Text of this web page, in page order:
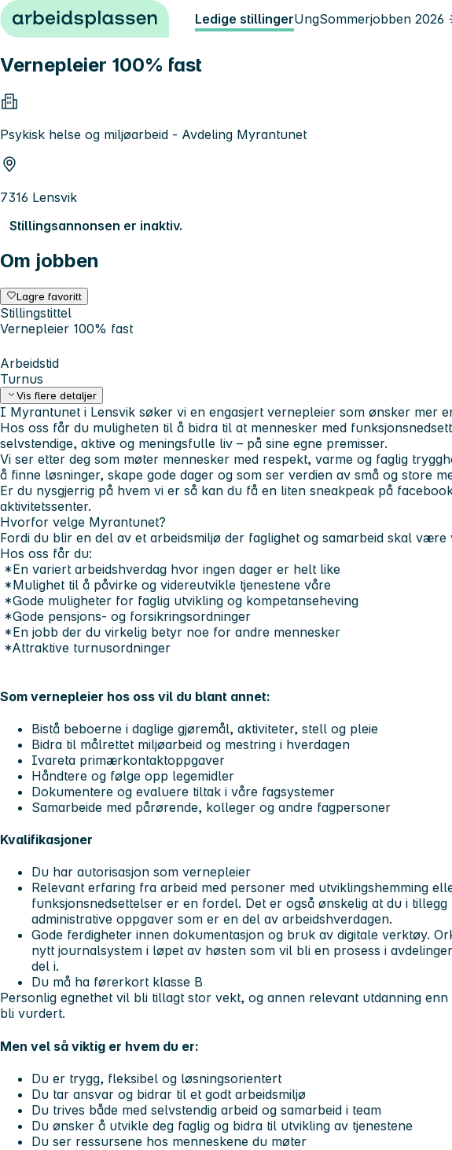
Hopp til innhold Ledige stillingerUngSommerjobben 2026
Vernepleier 100% fast
Psykisk helse og miljøarbeid - Avdeling Myrantunet
7316 Lensvik
Stillingsannonsen er inaktiv.
Om jobben
Lagre favoritt
Stillingstittel
Vernepleier 100% fast
Arbeidstid
Turnus
Vis flere detaljer
I Myrantunet i Lensvik søker vi en engasjert vernepleier som ønsker mer
Hos oss får du muligheten til å bidra til at mennesker med
selvstendige, aktive og meningsfulle liv – på sine egne premisser.
Vi ser etter deg som møter mennesker med respekt, varme og faglig
å finne løsninger, skape gode dager og som ser verdien av små og store
Er du nysgjerrig på hvem vi er så kan du få en liten sneakpeak på
aktivitetssenter.
Hvorfor velge Myrantunet?
Fordi du blir en del av et arbeidsmiljø der faglighet og samarbeid skal være
Hos oss får du:
*En variert arbeidshverdag hvor ingen dager er helt like
*Mulighet til å påvirke og videreutvikle tjenestene våre
*Gode muligheter for faglig utvikling og kompetanseheving
*Gode pensjons- og forsikringsordninger
*En jobb der du virkelig betyr noe for andre mennesker
*Attraktive turnusordninger
Som vernepleier hos oss vil du blant annet:
Bistå beboerne i daglige gjøremål, aktiviteter, stell og pleie
Bidra til målrettet miljøarbeid og mestring i hverdagen
Ivareta primærkontaktoppgaver
Håndtere og følge opp legemidler
Dokumentere og evaluere tiltak i våre fagsystemer
Samarbeide med pårørende, kolleger og andre fagpersoner
Kvalifikasjoner
Du har autorisasjon som vernepleier
Relevant erfaring fra arbeid med personer med utviklingshemming
funksjonsnedsettelser er en fordel. Det er også ønskelig at du i tillegg
administrative oppgaver som er en del av arbeidshverdagen.
Gode ferdigheter innen dokumentasjon og bruk av digitale verktøy.
nytt journalsystem i løpet av høsten som vil bli en prosess i
del i.
Du må ha førerkort klasse B
Personlig egnethet vil bli tillagt stor vekt, og annen relevant utdanning
bli vurdert.
Men vel så viktig er hvem du er:
Du er trygg, fleksibel og løsningsorientert
Du tar ansvar og bidrar til et godt arbeidsmiljø
Du trives både med selvstendig arbeid og samarbeid i team
Du ønsker å utvikle deg faglig og bidra til utvikling av tjenestene
Du ser ressursene hos menneskene du møter